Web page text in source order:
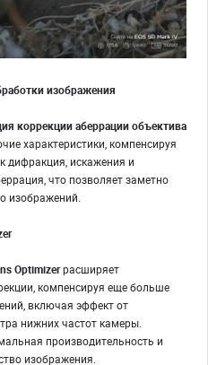
изображения
коррекции аберрации объектива
характеристики, компенсируя
дифракция, искажения и
что позволяет заметно
изображений.
Optimizerрасширяет
компенсируя еще больше
включая эффект от
нижних частот камеры.
производительность и
изображения.